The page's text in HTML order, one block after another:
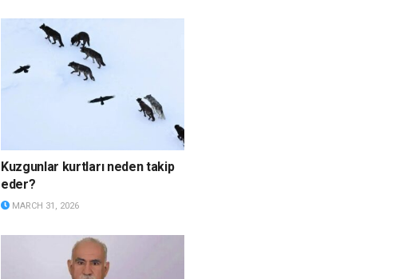
Kuzgunlar kurtları neden takip
eder?
MARCH 31, 2026